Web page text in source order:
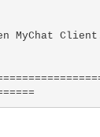
MyChat